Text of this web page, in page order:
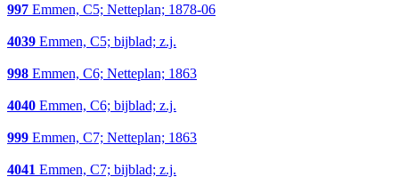
997 Emmen, C5; Netteplan; 1878-06
4039 Emmen, C5; bijblad; z.j.
998 Emmen, C6; Netteplan; 1863
4040 Emmen, C6; bijblad; z.j.
999 Emmen, C7; Netteplan; 1863
4041 Emmen, C7; bijblad; z.j.